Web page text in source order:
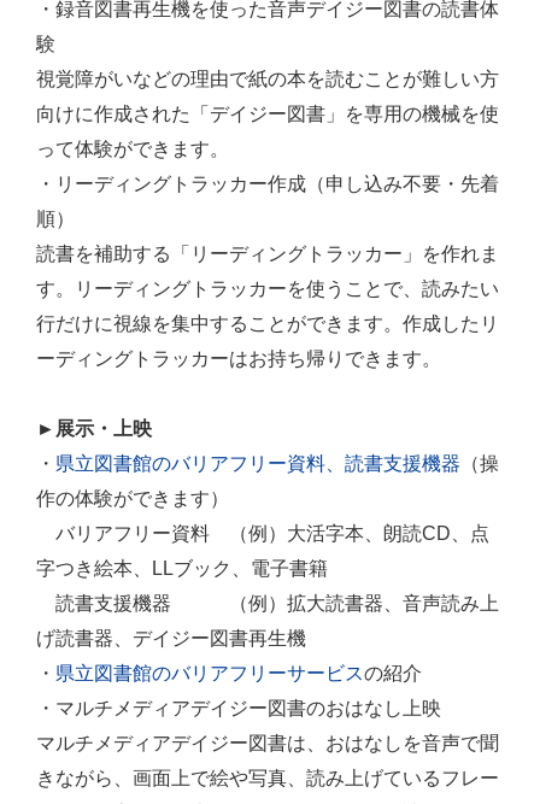
・録音図書再生機を使った音声デイジー図書の読書体
験
視覚障がいなどの理由で紙の本を読むことが難しい方
向けに作成された「デイジー図書」を専用の機械を使
って体験ができます。
・リーディングトラッカー作成（申し込み不要・先着
順）
読書を補助する「リーディングトラッカー」を作れま
す。リーディングトラッカーを使うことで、読みたい
行だけに視線を集中することができます。作成したリ
ーディングトラッカーはお持ち帰りできます。
►展示・上映
・ 県立図書館のバリアフリー資料、 読書支援機器 （操
作の体験ができます）
バリアフリー資料 （例）大活字本、朗読CD、点
字つき絵本、LLブック、電子書籍
読書支援機器 （例）拡大読書器、音声読み上
げ読書器、デイジー図書再生機
・ 県立図書館のバリアフリーサービスの紹介
・マルチメディアデイジー図書のおはなし上映
マルチメディアデイジー図書は、おはなしを音声で聞
きながら、画面上で絵や写真、読み上げているフレー